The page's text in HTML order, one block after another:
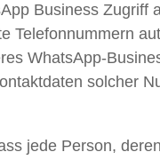
Business
Telefonnummern
WhatsApp-
solcher
jede Person,